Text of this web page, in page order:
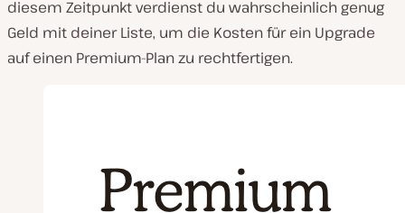
diesem Zeitpunkt verdienst du wahrscheinlich genug
Geld mit deiner Liste, um die Kosten für ein Upgrade
auf einen Premium-Plan zu rechtfertigen.